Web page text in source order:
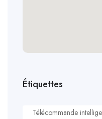
Étiquettes
Télécommande